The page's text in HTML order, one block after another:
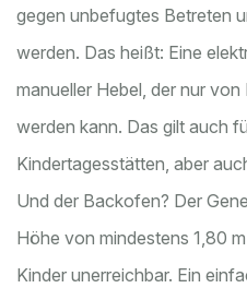
gegen unbefugtes Betreten
werden. Das heißt: Eine
manueller Hebel, der nur
werden kann. Das gilt auch
Kindertagesstätten, aber
Und der Backofen? Der
Höhe von mindestens 1,80
Kinder unerreichbar. Ein